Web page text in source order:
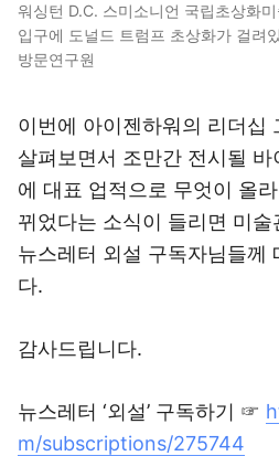
워싱턴 D.C. 스미소니언 국립초상화
입구에 도널드 트럼프 초상화가 걸려
방문연구원
이번에 아이젠하워의 리더십
살펴보면서 조만간 전시될
에 대표 업적으로 무엇이 올
뀌었다는 소식이 들리면 미
뉴스레터 외설 구독자님들께
다.
감사드립니다.
뉴스레터 ‘외설’ 구독하기 ☞
m/subscriptions/275744